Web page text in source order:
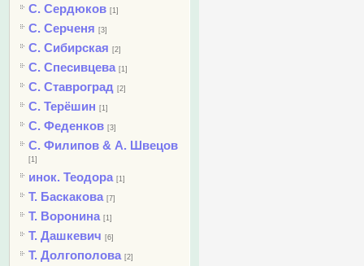
С. Сердюков [1]
С. Серченя [3]
С. Сибирская [2]
С. Спесивцева [1]
С. Ставроград [2]
С. Терёшин [1]
С. Феденков [3]
С. Филипов & А. Швецов
[1]
инок. Теодора [1]
Т. Баскакова [7]
Т. Воронина [1]
Т. Дашкевич [6]
Т. Долгополова [2]